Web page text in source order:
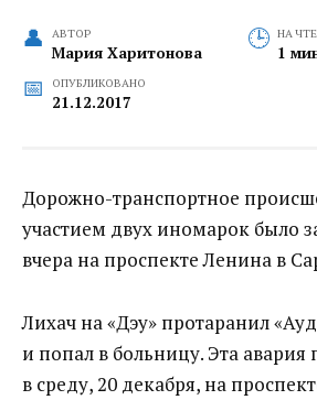
АВТОР
Мария Харитонова
НА
1
ОПУБЛИКОВАНО
21.12.2017
Дорожно-транспортное
участием двух иномарок было
вчера на проспекте Ленина в
Лихач на «Дэу» протаранил
и попал в больницу. Эта
в среду, 20 декабря, на